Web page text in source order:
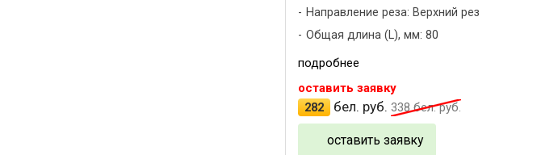
Направление реза: Верхний рез
Общая длина (L), мм: 80
подробнее
оставить заявку
282 бел. руб. 338бел. руб.
оставить заявку